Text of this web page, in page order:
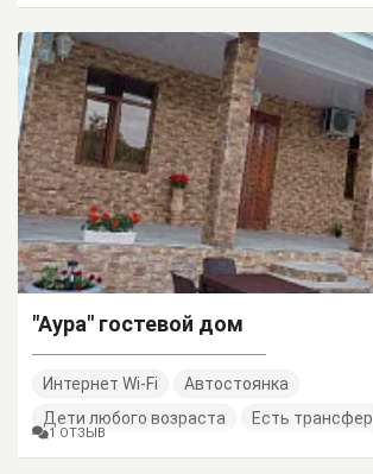
"Аура" гостевой дом
Интернет Wi-Fi
Автостоянка
Дети любого возраста
Есть трансфер
1 ОТЗЫВ